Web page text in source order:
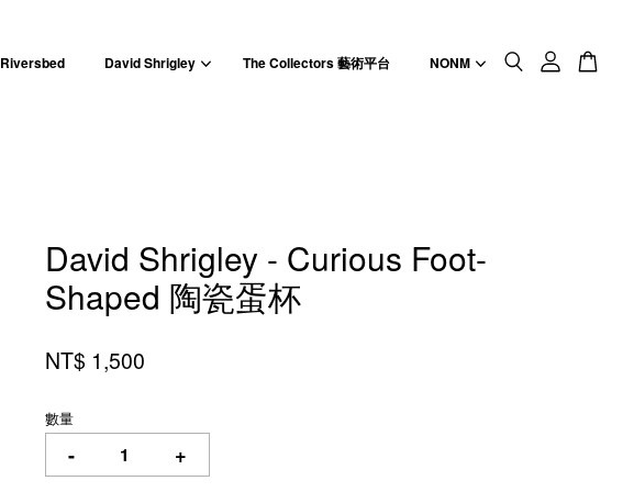
Riversbed David Shrigley The Collectors 藝術平台 NONM
David Shrigley - Curious Foot-
Shaped 陶瓷蛋杯
NT$ 1,500
數量
- +